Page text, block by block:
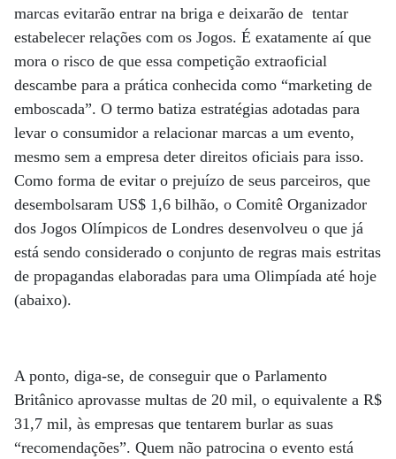
marcas evitarão entrar na briga e deixarão de tentar
estabelecer relações com os Jogos. É exatamente aí que
mora o risco de que essa competição extraoficial
descambe para a prática conhecida como “marketing de
emboscada”. O termo batiza estratégias adotadas para
levar o consumidor a relacionar marcas a um evento,
mesmo sem a empresa deter direitos oficiais para isso.
Como forma de evitar o prejuízo de seus parceiros, que
desembolsaram US$ 1,6 bilhão, o Comitê Organizador
dos Jogos Olímpicos de Londres desenvolveu o que já
está sendo considerado o conjunto de regras mais estritas
de propagandas elaboradas para uma Olimpíada até hoje
(abaixo).
A ponto, diga-se, de conseguir que o Parlamento
Britânico aprovasse multas de 20 mil, o equivalente a R$
31,7 mil, às empresas que tentarem burlar as suas
“recomendações”. Quem não patrocina o evento está